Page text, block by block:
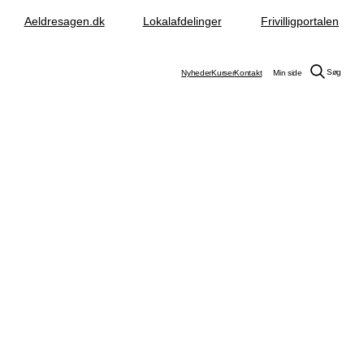
Aeldresagen.dk Lokalafdelinger Frivilligportalen
NyhederKurserKontakt Min side Søg